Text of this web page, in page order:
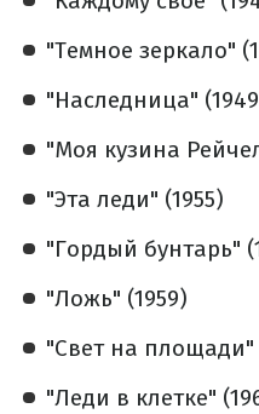
"Темное зеркало"
"Наследница"
"Моя кузина
"Эта леди" (1955)
"Гордый бунтарь"
"Ложь" (1959)
"Свет на площади"
"Леди в клетке"